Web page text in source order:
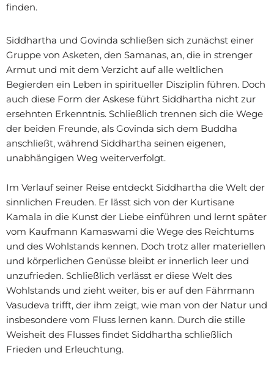
finden.
Siddhartha und Govinda schließen sich zunächst einer
Gruppe von Asketen, den Samanas, an, die in strenger
Armut und mit dem Verzicht auf alle weltlichen
Begierden ein Leben in spiritueller Disziplin führen. Doch
auch diese Form der Askese führt Siddhartha nicht zur
ersehnten Erkenntnis. Schließlich trennen sich die Wege
der beiden Freunde, als Govinda sich dem Buddha
anschließt, während Siddhartha seinen eigenen,
unabhängigen Weg weiterverfolgt.
Im Verlauf seiner Reise entdeckt Siddhartha die Welt der
sinnlichen Freuden. Er lässt sich von der Kurtisane
Kamala in die Kunst der Liebe einführen und lernt später
vom Kaufmann Kamaswami die Wege des Reichtums
und des Wohlstands kennen. Doch trotz aller materiellen
und körperlichen Genüsse bleibt er innerlich leer und
unzufrieden. Schließlich verlässt er diese Welt des
Wohlstands und zieht weiter, bis er auf den Fährmann
Vasudeva trifft, der ihm zeigt, wie man von der Natur und
insbesondere vom Fluss lernen kann. Durch die stille
Weisheit des Flusses findet Siddhartha schließlich
Frieden und Erleuchtung.